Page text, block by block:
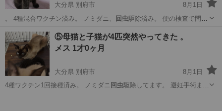
大分県 別府市
8月1日
。 4種混合ワクチン済み。 ノミダニ、 回虫駆除済み。 便の検査で問題
大分 別府市 猫
⑤母猫と子猫が4匹突然やってきた 。
メス 1才0ヶ月
大分県 別府市
8月1日
4種ワクチン1回接種済み。 ノミダニ 回虫駆除してます。 避妊手術まだ